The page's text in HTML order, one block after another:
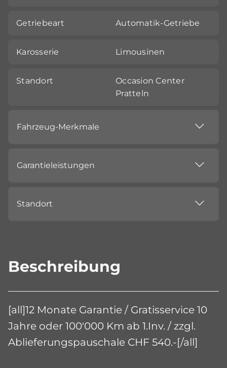
Getriebeart Automatik-Getriebe
Karosserie Limousinen
Standort
Occasion Center
Pratteln
Fahrzeug-Merkmale
Garantieleistungen
Standort
Beschreibung
[all]12 Monate Garantie / Gratisservice 10
Jahre oder 100'000 Km ab 1.Inv. / zzgl.
Ablieferungspauschale CHF 540.-[/all]